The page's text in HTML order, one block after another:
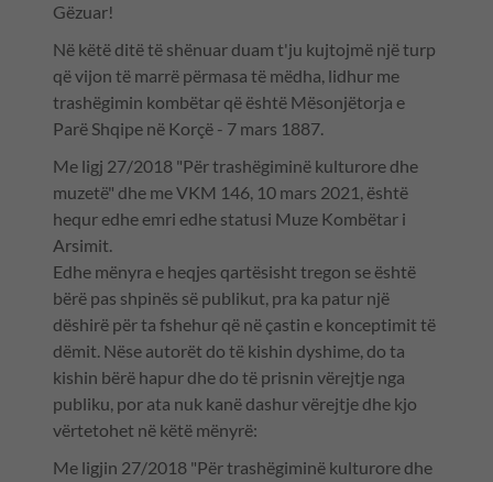
Gëzuar!
Në këtë ditë të shënuar duam t'ju kujtojmë një turp
që vijon të marrë përmasa të mëdha, lidhur me
trashëgimin kombëtar që është Mësonjëtorja e
Parë Shqipe në Korçë - 7 mars 1887.
Me ligj 27/2018 "Për trashëgiminë kulturore dhe
muzetë" dhe me VKM 146, 10 mars 2021, është
hequr edhe emri edhe statusi Muze Kombëtar i
Arsimit.
Edhe mënyra e heqjes qartësisht tregon se është
bërë pas shpinës së publikut, pra ka patur një
dëshirë për ta fshehur që në çastin e konceptimit të
dëmit. Nëse autorët do të kishin dyshime, do ta
kishin bërë hapur dhe do të prisnin vërejtje nga
publiku, por ata nuk kanë dashur vërejtje dhe kjo
vërtetohet në këtë mënyrë:
Me ligjin 27/2018 "Për trashëgiminë kulturore dhe